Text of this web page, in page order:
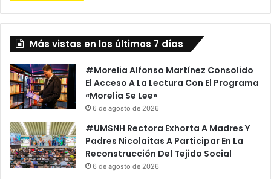
Más vistas en los últimos 7 días
#Morelia Alfonso Martínez Consolido
El Acceso A La Lectura Con El Programa
«Morelia Se Lee»
6 de agosto de 2026
#UMSNH Rectora Exhorta A Madres Y
Padres Nicolaitas A Participar En La
Reconstrucción Del Tejido Social
6 de agosto de 2026